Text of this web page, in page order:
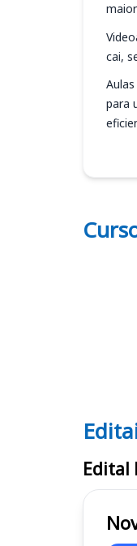
cai,
para
Editais
Edital